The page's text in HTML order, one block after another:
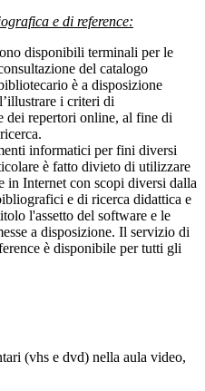
e di reference:
disponibili terminali per le
del catalogo
è a disposizione
i criteri di
dei repertori online, al fine di
informatici per fini diversi
è fatto divieto di utilizzare
in Internet con scopi diversi dalla
e di ricerca didattica e
l'assetto del software e le
a disposizione. Il servizio di
è disponibile per tutti gli
(vhs e dvd) nella aula video,